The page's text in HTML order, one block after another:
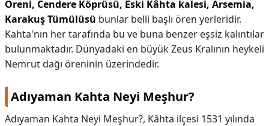
Öreni, Cendere Köprüsü, Eski Kâhta kalesi, Arsemia,
Karakuş Tümülüsü bunlar belli başlı ören yerleridir.
Kahta'nın her tarafında bu ve buna benzer eşsiz kalıntılar
bulunmaktadır. Dünyadaki en büyük Zeus Kralının heykeli
Nemrut dağı öreninin üzerindedir.
Adıyaman Kahta Neyi Meşhur?
Adıyaman Kahta Neyi Meşhur?, Kâhta ilçesi 1531 yılında